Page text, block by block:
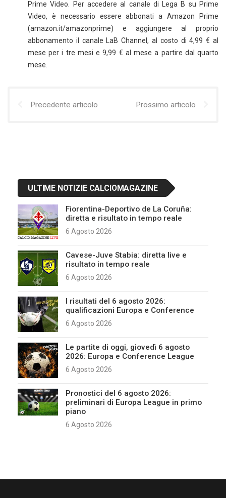
Prime Video. Per accedere al canale di Lega B su Prime
Video, è necessario essere abbonati a Amazon Prime
(amazon.it/amazonprime) e aggiungere al proprio
abbonamento il canale LaB Channel, al costo di 4,99 € al
mese per i tre mesi e 9,99 € al mese a partire dal quarto
mese.
Precedente articolo Prossimo articolo
ULTIME NOTIZIE CALCIOMAGAZINE
Fiorentina-Deportivo de La Coruña:
diretta e risultato in tempo reale
6 Agosto 2026
Cavese-Juve Stabia: diretta live e
risultato in tempo reale
6 Agosto 2026
I risultati del 6 agosto 2026:
qualificazioni Europa e Conference
6 Agosto 2026
Le partite di oggi, giovedì 6 agosto
2026: Europa e Conference League
6 Agosto 2026
Pronostici del 6 agosto 2026:
preliminari di Europa League in primo
piano
6 Agosto 2026